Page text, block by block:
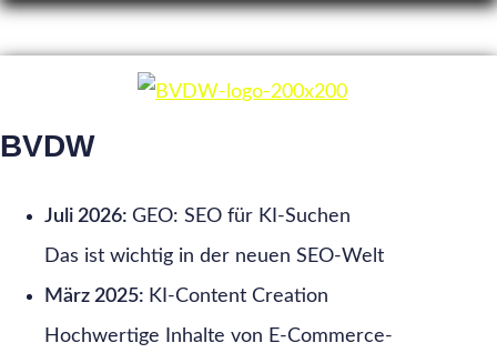
BVDW
Juli 2026: GEO: SEO für KI-Suchen
Das ist wichtig in der neuen SEO-Welt
März 2025: KI-Content Creation
Hochwertige Inhalte von E-Commerce-